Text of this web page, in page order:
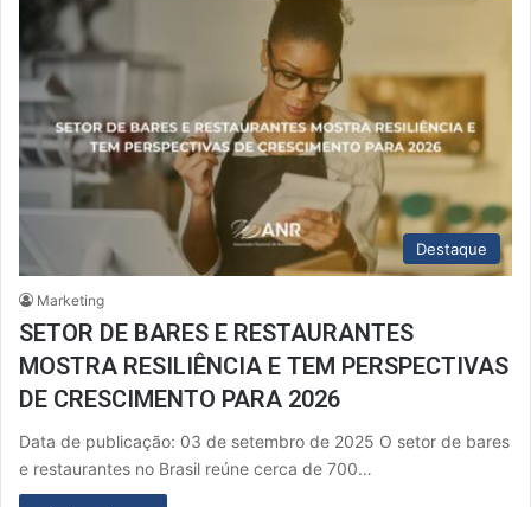
Destaque
Marketing
SETOR DE BARES E RESTAURANTES
MOSTRA RESILIÊNCIA E TEM PERSPECTIVAS
DE CRESCIMENTO PARA 2026
Data de publicação: 03 de setembro de 2025 O setor de bares
e restaurantes no Brasil reúne cerca de 700…